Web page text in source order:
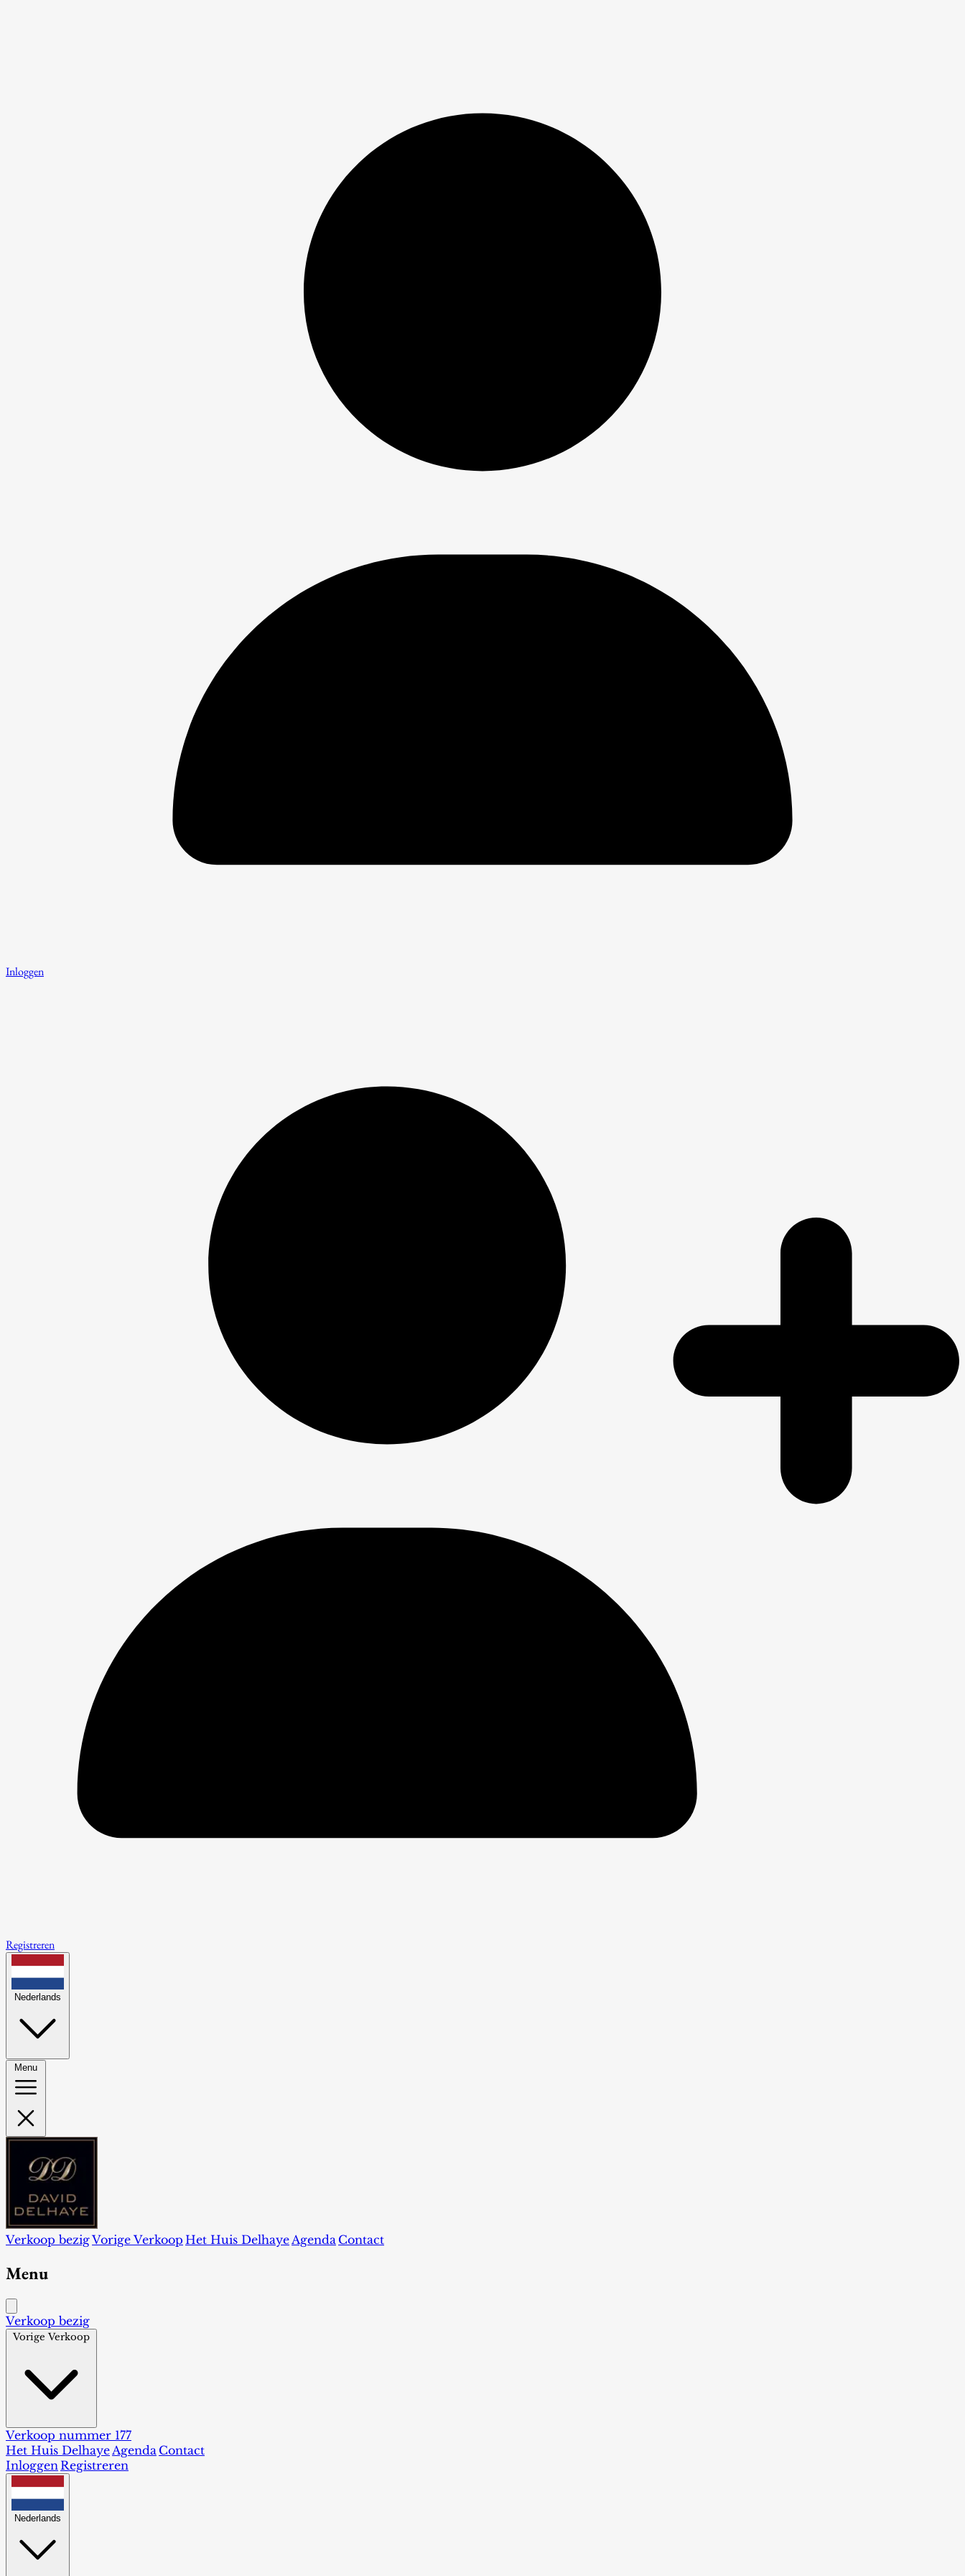
Inloggen
Registreren
Nederlands
Menu
Verkoop bezigVorige Verkoop Het Huis Delhaye Agenda Contact
Menu
Verkoop bezig
Vorige Verkoop
Verkoop nummer 177
Het Huis DelhayeAgenda Contact
InloggenRegistreren
Nederlands